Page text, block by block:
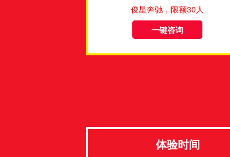
俊星奔驰，限额30人
一键咨询
体验时间